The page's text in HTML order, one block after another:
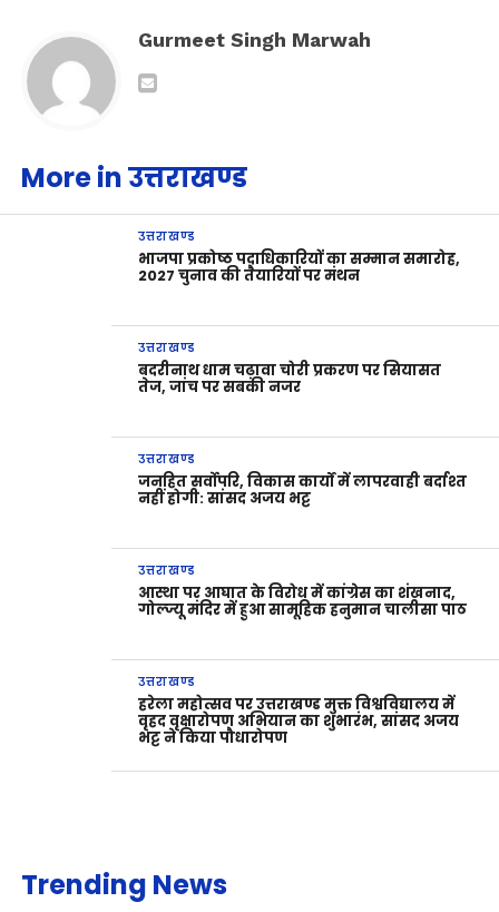
Gurmeet Singh Marwah
More in उत्तराखण्ड
उत्तराखण्ड
भाजपा प्रकोष्ठ पदाधिकारियों का सम्मान समारोह,
2027 चुनाव की तैयारियों पर मंथन
उत्तराखण्ड
बदरीनाथ धाम चढ़ावा चोरी प्रकरण पर सियासत
तेज, जांच पर सबकी नजर
उत्तराखण्ड
जनहित सर्वोपरि, विकास कार्यों में लापरवाही बर्दाश्त
नहीं होगी: सांसद अजय भट्ट
उत्तराखण्ड
आस्था पर आघात के विरोध में कांग्रेस का शंखनाद,
गोल्ज्यू मंदिर में हुआ सामूहिक हनुमान चालीसा पाठ
उत्तराखण्ड
हरेला महोत्सव पर उत्तराखण्ड मुक्त विश्वविद्यालय में
वृहद वृक्षारोपण अभियान का शुभारंभ, सांसद अजय
भट्ट ने किया पौधारोपण
Trending News